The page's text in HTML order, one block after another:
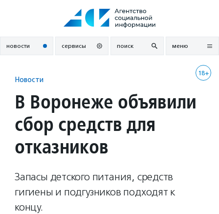
новости сервисы поиск меню
18+
Новости
В Воронеже объявили
сбор средств для
отказников
Запасы детского питания, средств
гигиены и подгузников подходят к
концу.